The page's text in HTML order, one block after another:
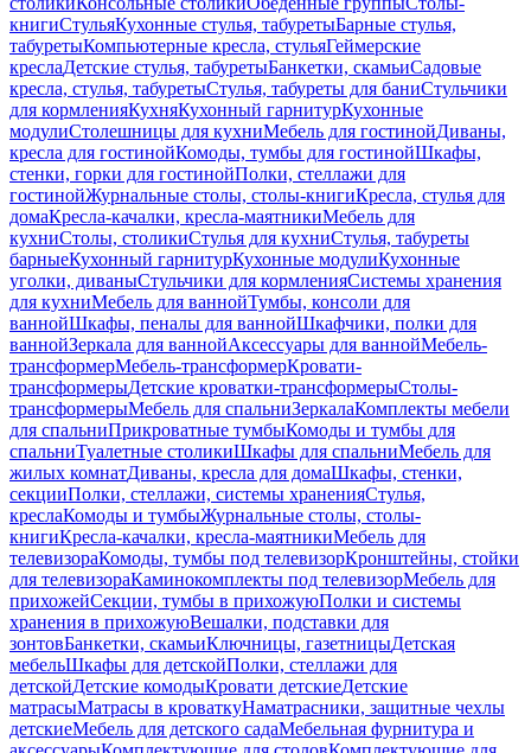
книгиСтульяКухонные стулья, табуретыБарные стулья,
табуретыКомпьютерные кресла, стульяГеймерские
креслаДетские стулья, табуретыБанкетки, скамьиСадовые
кресла, стулья, табуретыСтулья, табуреты для баниСтульчики
для кормленияКухняКухонный гарнитурКухонные
модулиСтолешницы для кухниМебель для гостинойДиваны,
кресла для гостинойКомоды, тумбы для гостинойШкафы,
стенки, горки для гостинойПолки, стеллажи для
гостинойЖурнальные столы, столы-книгиКресла, стулья для
домаКресла-качалки, кресла-маятникиМебель для
кухниСтолы, столикиСтулья для кухниСтулья, табуреты
барныеКухонный гарнитурКухонные модулиКухонные
уголки, диваныСтульчики для кормленияСистемы хранения
для кухниМебель для ваннойТумбы, консоли для
ваннойШкафы, пеналы для ваннойШкафчики, полки для
ваннойЗеркала для ваннойАксессуары для ваннойМебель-
трансформерМебель-трансформерКровати-
трансформерыДетские кроватки-трансформерыСтолы-
трансформерыМебель для спальниЗеркалаКомплекты мебели
для спальниПрикроватные тумбыКомоды и тумбы для
спальниТуалетные столикиШкафы для спальниМебель для
жилых комнатДиваны, кресла для домаШкафы, стенки,
секцииПолки, стеллажи, системы храненияСтулья,
креслаКомоды и тумбыЖурнальные столы, столы-
книгиКресла-качалки, кресла-маятникиМебель для
телевизораКомоды, тумбы под телевизорКронштейны, стойки
для телевизораКаминокомплекты под телевизорМебель для
прихожейСекции, тумбы в прихожуюПолки и системы
хранения в прихожуюВешалки, подставки для
зонтовБанкетки, скамьиКлючницы, газетницыДетская
мебельШкафы для детскойПолки, стеллажи для
детскойДетские комодыКровати детскиеДетские
матрасыМатрасы в кроваткуНаматрасники, защитные чехлы
детскиеМебель для детского садаМебельная фурнитура и